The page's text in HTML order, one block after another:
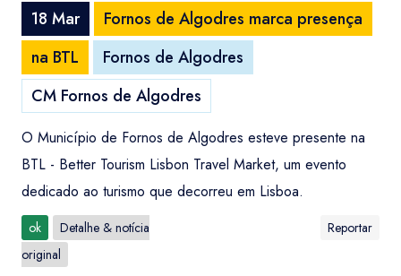
18 Mar
Fornos de Algodres marca presença
na BTL
Fornos de Algodres
CM Fornos de Algodres
O Município de Fornos de Algodres esteve presente na
BTL - Better Tourism Lisbon Travel Market, um evento
dedicado ao turismo que decorreu em Lisboa.
ok
Detalhe & notícia
original
Reportar